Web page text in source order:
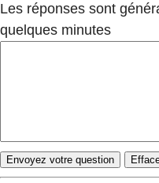
Les réponses sont
quelques minutes